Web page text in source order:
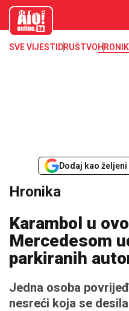
aloonline.b
SVE VIJESTI DRUŠTVO
Dodaj kao
Hronika
Karambol u
Mercedesom
parkiranih
Jedna osoba
nesreći koja se